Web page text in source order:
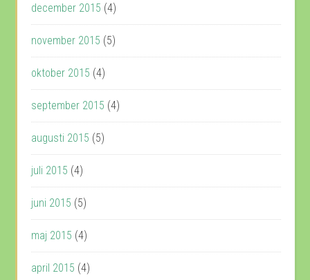
december 2015 (4)
november 2015 (5)
oktober 2015 (4)
september 2015 (4)
augusti 2015 (5)
juli 2015 (4)
juni 2015 (5)
maj 2015 (4)
april 2015 (4)